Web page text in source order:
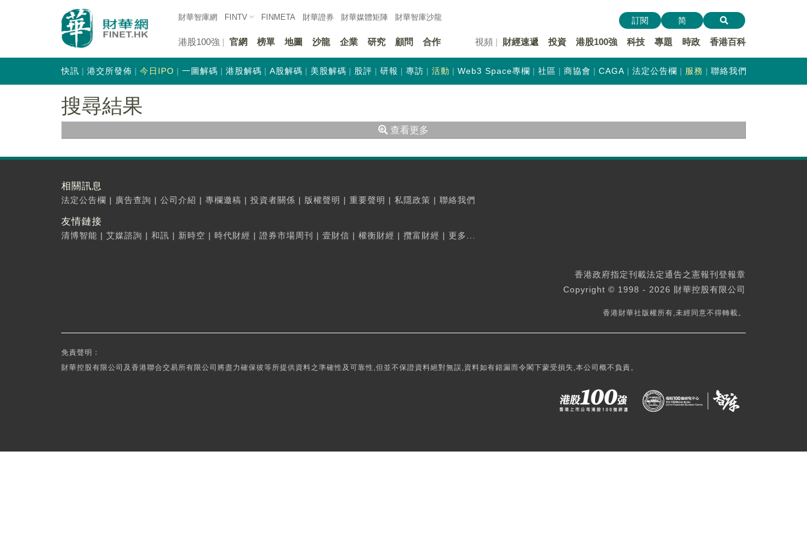
財華智庫網 FINTV FINMETA 財華證券 財華媒體矩陣 財華智庫沙龍
港股100強 官網 榜單 地圖 沙龍 企業 研究 顧問 合作 視頻 財經速遞 投資 港股100強 科技 專題 時政 香港百科
訂閱 简
快訊 港交所發佈 今日IPO 一圖解碼 港股解碼 A股解碼 美股解碼 股評 研報 專訪 活動 Web3 Space專欄 社區 商協會 CAGA 法定公告欄 服務 聯絡我們
搜尋結果
查看更多
相關訊息
法定公告欄 | 廣告查詢 | 公司介紹 | 專欄邀稿 | 投資者關係 | 版權聲明 | 重要聲明 | 私隱政策 | 聯絡我們
友情鏈接
清博智能 | 艾媒諮詢 | 和訊 | 新時空 | 時代財經 | 證券市場周刊 | 壹財信 | 權衡財經 | 攬富財經 | 更多...
香港政府指定刊載法定通告之憲報刊登報章
Copyright © 1998 - 2026 財華控股有限公司
香港財華社版權所有,未經同意不得轉載。
免責聲明：
財華控股有限公司及香港聯合交易所有限公司將盡力確保彼等所提供資料之準確性及可靠性,但並不保證資料絕對無誤,資料如有錯漏而令閣下蒙受損失,本公司概不負責。